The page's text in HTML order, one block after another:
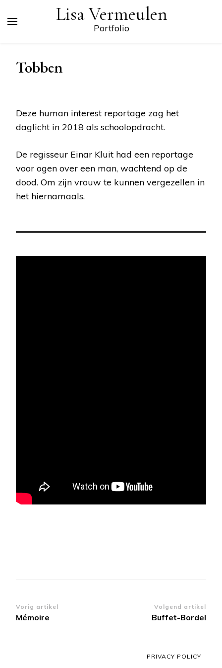
Lisa Vermeulen
Portfolio
Tobben
Deze human interest reportage zag het
daglicht in 2018 als schoolopdracht.
De regisseur Einar Kluit had een reportage
voor ogen over een man, wachtend op de
dood. Om zijn vrouw te kunnen vergezellen in
het hiernamaals.
Berichtnavigatie
Vorig artikel
Mémoire
Volgend artikel
Buffet-Bordel
PRIVACY POLICY